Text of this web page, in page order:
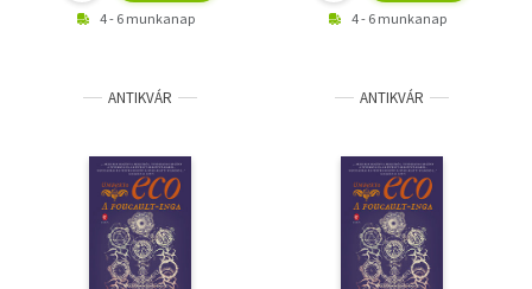
4 - 6 munkanap 4 - 6 munkanap
ANTIKVÁR ANTIKVÁR